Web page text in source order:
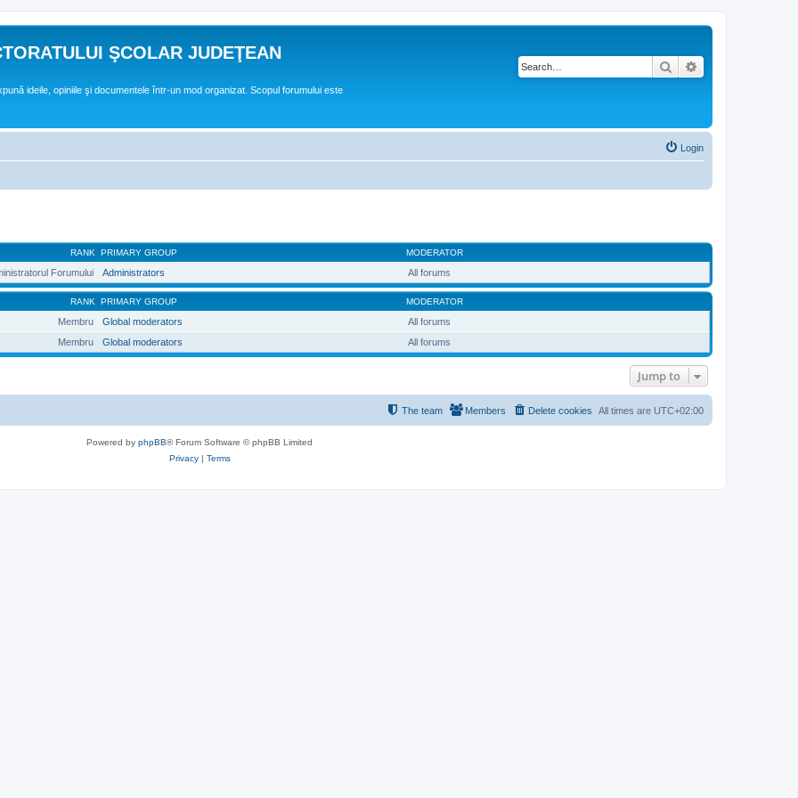
ŞCOLAR JUDEŢEAN
ideile, opiniile şi documentele într-un mod organizat. Scopul forumului este
Search
Login
RANK PRIMARY GROUP MODERATOR
Forumului Administrators All forums
RANK PRIMARY GROUP MODERATOR
Membru Global moderators
All forums
Membru
Global moderators All forums
Jump to
All times are UTC+02:00
Delete cookies
Members
The team
Powered by phpBB® Forum Software © phpBB Limited
Privacy| Terms